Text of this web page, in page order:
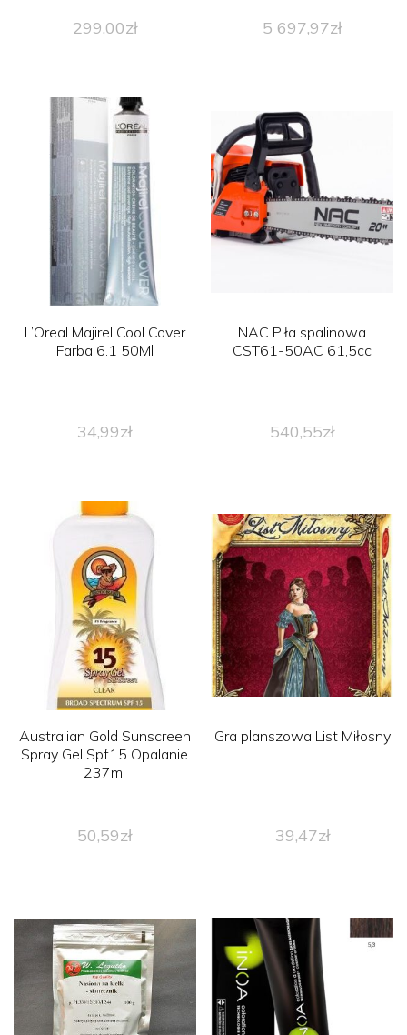
299,00zł 5 697,97zł
L’Oreal Majirel Cool Cover
Farba 6.1 50Ml
34,99zł
NAC Piła spalinowa
CST61-50AC 61,5cc
540,55zł
Australian Gold Sunscreen
Spray Gel Spf15 Opalanie
237ml
50,59zł
Gra planszowa List Miłosny
39,47zł